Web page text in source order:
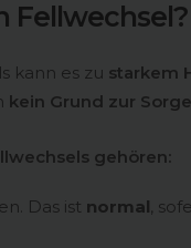
Fellwechsel?
kann es zu starkem
kein Grund zur Sorge
gehören:
Das ist normal,